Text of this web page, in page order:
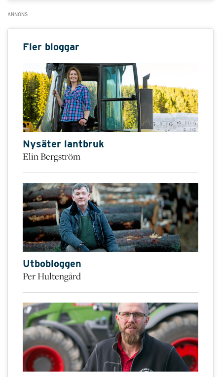
Fler bloggar
Nysäter lantbruk
Elin Bergström
Utbobloggen
Per Hultengård